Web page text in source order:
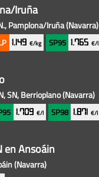
Iruña
Pamplona/Iruña(Navarra)
1.149 €/kg SP95 1.765€/l
SN, Berrioplano(Navarra)
1.709 €/l SP98 1.871€/l
en Ansoáin
(Navarra)